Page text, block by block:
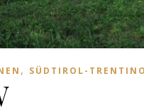
, SÜDTIROL-TRENTINO